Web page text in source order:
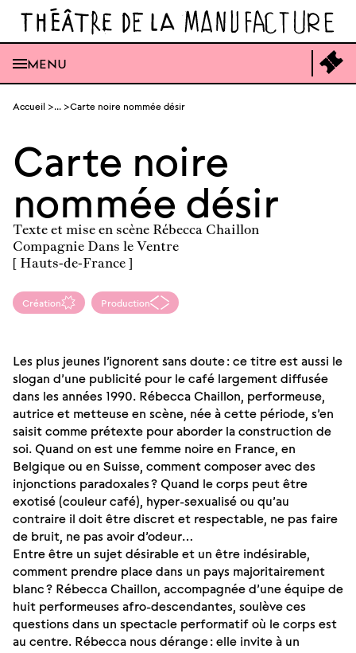
recherche
menu
générale
MENU
Accueil ... Carte noire nommée désir
Carte noire
nommée désir
Texte et mise en scène Rébecca Chaillon
Compagnie Dans le Ventre
[ Hauts-de-France ]
Création Production
Les plus jeunes l’ignorent sans doute : ce titre est aussi le
slogan d’une publicité pour le café largement diffusée
dans les années 1990. Rébecca Chaillon, performeuse,
autrice et metteuse en scène, née à cette période, s’en
saisit comme prétexte pour aborder la construction de
soi. Quand on est une femme noire en France, en
Belgique ou en Suisse, comment composer avec des
injonctions paradoxales ? Quand le corps peut être
exotisé (couleur café), hyper-sexualisé ou qu’au
contraire il doit être discret et respectable, ne pas faire
de bruit, ne pas avoir d’odeur…
Entre être un sujet désirable et un être indésirable,
comment prendre place dans un pays majoritairement
blanc ? Rébecca Chaillon, accompagnée d’une équipe de
huit performeuses afro-descendantes, soulève ces
questions dans un spectacle performatif où le corps est
au centre. Rébecca nous dérange : elle invite à un